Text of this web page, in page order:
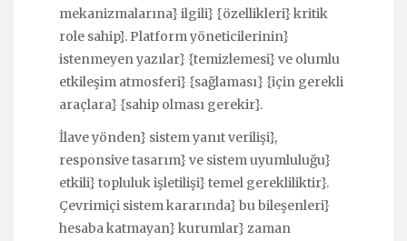
mekanizmalarına} ilgili} {özellikleri} kritik
role sahip}. Platform yöneticilerinin}
istenmeyen yazılar} {temizlemesi} ve olumlu
etkileşim atmosferi} {sağlaması} {için gerekli
araçlara} {sahip olması gerekir}.
İlave yönden} sistem yanıt verilişi},
responsive tasarım} ve sistem uyumluluğu}
etkili} topluluk işletilişi} temel gerekliliktir}.
Çevrimiçi sistem kararında} bu bileşenleri}
hesaba katmayan} kurumlar} zaman